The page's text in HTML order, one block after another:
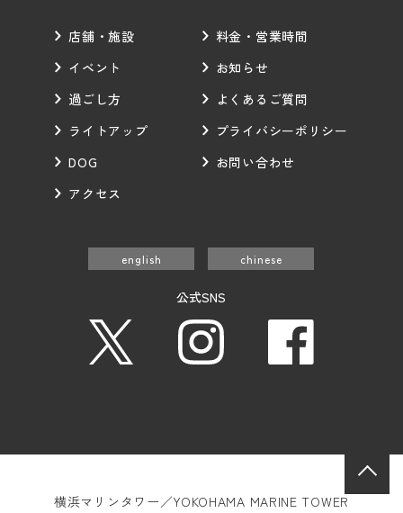
店舗・施設
イベント
過ごし方
ライトアップ
DOG
アクセス
料金・営業時間
お知らせ
よくあるご質問
プライバシーポリシー
お問い合わせ
english chinese
公式SNS
横浜マリンタワー／YOKOHAMA MARINE TOWER